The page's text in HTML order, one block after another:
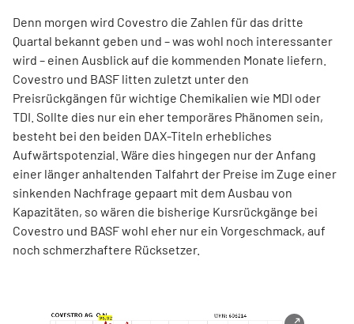
Denn morgen wird Covestro die Zahlen für das dritte
Quartal bekannt geben und – was wohl noch interessanter
wird – einen Ausblick auf die kommenden Monate liefern.
Covestro und BASF litten zuletzt unter den
Preisrückgängen für wichtige Chemikalien wie MDI oder
TDI. Sollte dies nur ein eher temporäres Phänomen sein,
besteht bei den beiden DAX-Titeln erhebliches
Aufwärtspotenzial. Wäre dies hingegen nur der Anfang
einer länger anhaltenden Talfahrt der Preise im Zuge einer
sinkenden Nachfrage gepaart mit dem Ausbau von
Kapazitäten, so wären die bisherige Kursrückgänge bei
Covestro und BASF wohl eher nur ein Vorgeschmack, auf
noch schmerzhaftere Rücksetzer.